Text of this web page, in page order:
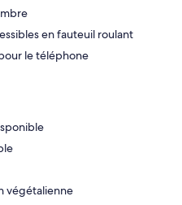
en fauteuil roulant
le téléphone
végétalienne